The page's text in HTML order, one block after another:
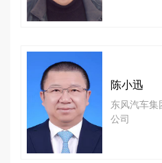
陈小迅
东风汽车集
公司